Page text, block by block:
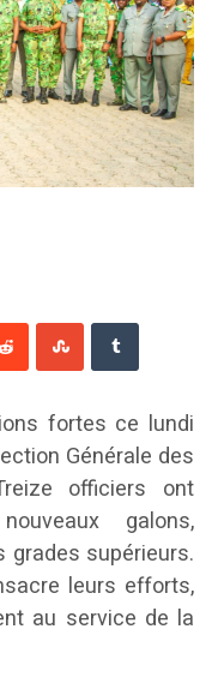
fortes ce lundi
Générale des
officiers ont
galons,
grades supérieurs.
leurs efforts,
au service de la